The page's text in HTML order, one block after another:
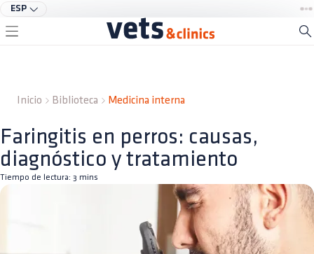
ESP
Inicio Biblioteca Medicina interna
Faringitis en perros: causas,
diagnóstico y tratamiento
Tiempo de lectura: 3 mins